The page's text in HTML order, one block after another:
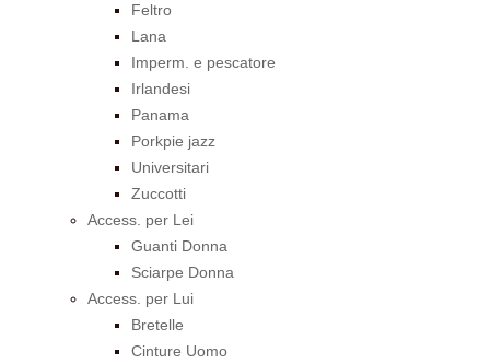
Feltro
Lana
Imperm. e pescatore
Irlandesi
Panama
Porkpie jazz
Universitari
Zuccotti
Access. per Lei
Guanti Donna
Sciarpe Donna
Access. per Lui
Bretelle
Cinture Uomo